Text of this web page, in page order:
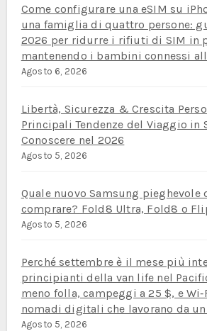
Come configurare una eSIM su
una famiglia di quattro persone:
2026 per ridurre i rifiuti di SIM in
mantenendo i bambini connessi
Agosto 6, 2026
Libertà, Sicurezza & Crescita
Principali Tendenze del Viaggio in
Conoscere nel 2026
Agosto 5, 2026
Quale nuovo Samsung pieghevole
comprare? Fold8 Ultra, Fold8 o
Agosto 5, 2026
Perché settembre è il mese più
principianti della van life nel
meno folla, campeggi a 25 $, e
nomadi digitali che lavorano da un
Agosto 5, 2026